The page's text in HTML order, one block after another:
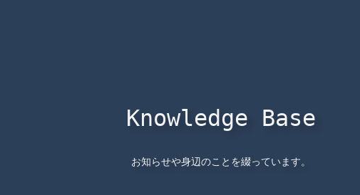
Knowledge Base
お知らせや身辺のことを綴っています。